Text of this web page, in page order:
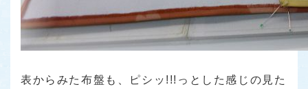
表からみた布盤も、ピシッ!!!っとした感じの見た